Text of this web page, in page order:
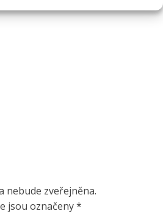
nebude zveřejněna.
jsou označeny*